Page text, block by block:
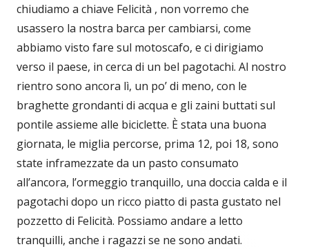
chiudiamo a chiave Felicità , non vorremo che
usassero la nostra barca per cambiarsi, come
abbiamo visto fare sul motoscafo, e ci dirigiamo
verso il paese, in cerca di un bel pagotachi. Al nostro
rientro sono ancora lì, un po’ di meno, con le
braghette grondanti di acqua e gli zaini buttati sul
pontile assieme alle biciclette. È stata una buona
giornata, le miglia percorse, prima 12, poi 18, sono
state inframezzate da un pasto consumato
all’ancora, l’ormeggio tranquillo, una doccia calda e il
pagotachi dopo un ricco piatto di pasta gustato nel
pozzetto di Felicità. Possiamo andare a letto
tranquilli, anche i ragazzi se ne sono andati.